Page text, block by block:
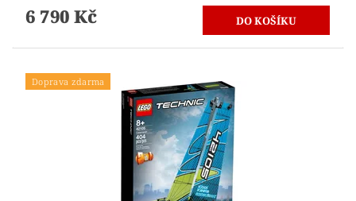
6 790 Kč
Doprava zdarma